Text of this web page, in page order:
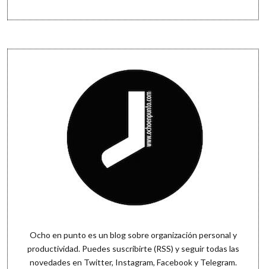
Sidebar
Ocho en punto es un blog sobre organización personal y
productividad. Puedes suscribirte (RSS) y seguir todas las
novedades en Twitter, Instagram, Facebooky Telegram.